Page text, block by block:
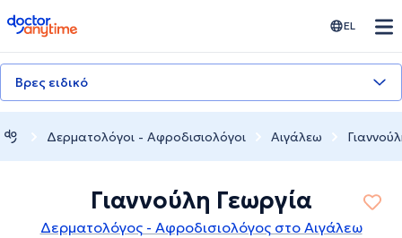
doctoranytime EL
Βρες ειδικό
Δερματολόγοι - Αφροδισιολόγοι Αιγάλεω
Γιαννούλη Γεωργία
Δερματολόγος - Αφροδισιολόγος στο Αιγάλεω